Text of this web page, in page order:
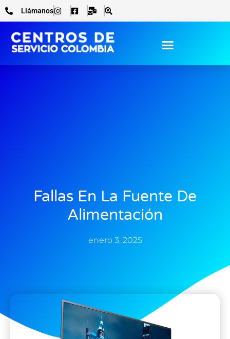
Llámanos
Fallas En La Fuente De
Alimentación
enero 3, 2025